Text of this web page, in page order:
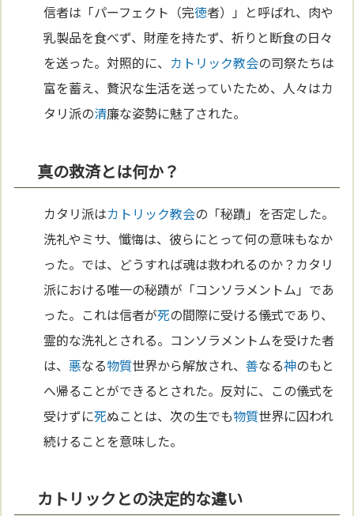
信者は「パーフェクト（完徳者）」と呼ばれ、肉や
乳製品を食べず、財産を持たず、祈りと断食の日々
を送った。対照的に、 カトリック教会の司祭たちは
富を蓄え、贅沢な生活を送っていたため、人々はカ
タリ派の清廉な姿勢に魅了された。
真の救済とは何か？
カタリ派はカトリック教会の「秘蹟」を否定した。
洗礼やミサ、懺悔は、彼らにとって何の意味もなか
った。では、どうすれば魂は救われるのか？カタリ
派における唯一の秘蹟が「コンソラメントム」であ
った。これは信者が死の間際に受ける儀式であり、
霊的な洗礼とされる。コンソラメントムを受けた者
は、悪なる物質世界から解放され、善なる神のもと
へ帰ることができるとされた。反対に、この儀式を
受けずに死ぬことは、次の生でも物質世界に囚われ
続けることを意味した。
カトリックとの決定的な違い